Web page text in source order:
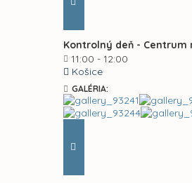
Kontrolný deň - Centrum
11:00 - 12:00
Košice
GALÉRIA: